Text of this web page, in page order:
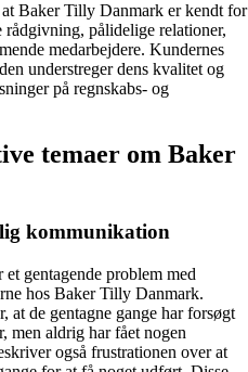
at Baker Tilly Danmark er kendt for
rådgivning, pålidelige relationer,
medarbejdere. Kundernes
understreger dens kvalitet og
på regnskabs- og
temaer om Baker
kommunikation
gentagende problem med
hos Baker Tilly Danmark.
at de gentagne gange har forsøgt
men aldrig har fået nogen
også frustrationen over at